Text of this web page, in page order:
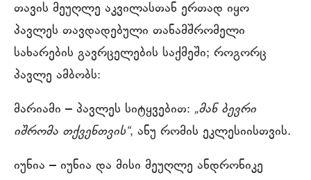
თავის მეუღლე აკვილასთან ერთად იყო
პავლეს თავდადებული თანამშრომელი
სახარების გავრცელების საქმეში; როგორც
პავლე ამბობს:
მარიამი – პავლეს სიტყვებით: „მან ბევრი
იშრომა თქვენთვის“, ანუ რომის ეკლესიისთვის.
იუნია – იუნია და მისი მეუღლე ანდრონიკე